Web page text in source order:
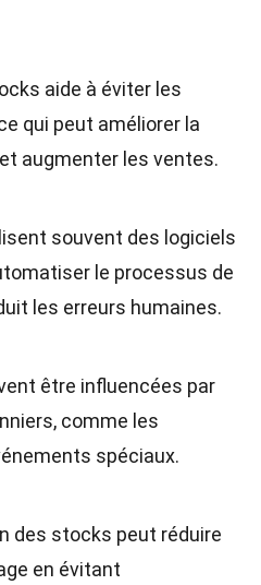
aide à éviter les
qui peut améliorer la
augmenter les ventes.
souvent des logiciels
le processus de
les erreurs humaines.
être influencées par
comme les
spéciaux.
des stocks peut réduire
en évitant